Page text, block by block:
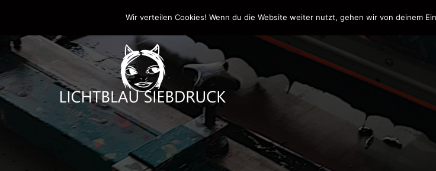
Inhalt
0170-4800361 drucken@lichtblau-siebdruck.de Schwedlerstraße 1 - 5 60314
Wir verteilen Cookies! Wenn du die Website weiter nutzt, gehen wir von deinem